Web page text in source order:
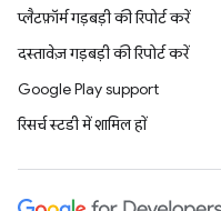
प्लैटफ़ॉर्म गड़बड़ी की रिपोर्ट करें
दस्तावेज़ गड़बड़ी की रिपोर्ट करें
Google Play support
रिसर्च स्टडी में शामिल हों